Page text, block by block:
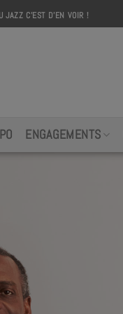
JAZZ C'EST D'EN VOIR !
ENGAGEMENTS